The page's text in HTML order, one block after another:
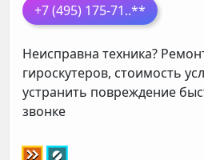
+7 (495) 175-71..**
Неисправна техника?
гироскутеров, стоимость
устранить повреждение
звонке